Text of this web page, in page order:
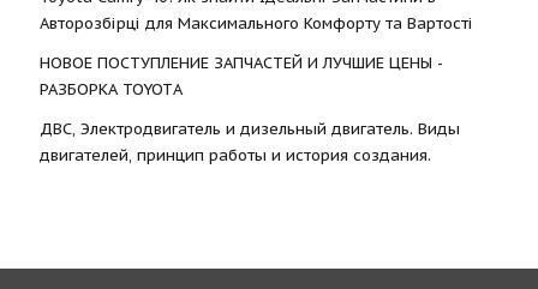
Авторозбірці для Максимального Комфорту та Вартості
НОВОЕ ПОСТУПЛЕНИЕ ЗАПЧАСТЕЙ И ЛУЧШИЕ ЦЕНЫ -
РАЗБОРКА TOYOTА
ДВС, Электродвигатель и дизельный двигатель. Виды
двигателей, принцип работы и история создания.